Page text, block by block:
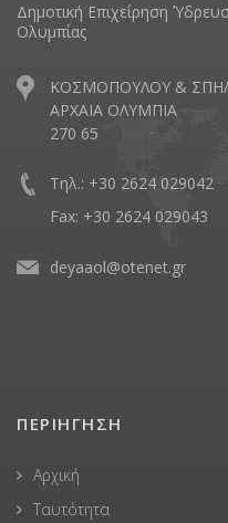
Δημοτική Επιχείρηση
Ολυμπίας
ΚΟΣΜΟΠΟΥΛΟΥ &
ΑΡΧΑΙΑ ΟΛΥΜΠΙΑ
270 65
Τηλ.: +30 2624 029042
Fax: +30 2624 029043
deyaaol@otenet.gr
ΠΕΡΙΗΓΗΣΗ
Αρχική
Ταυτότητα